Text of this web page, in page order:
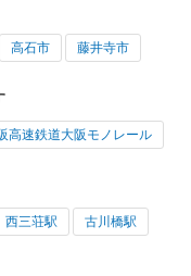
高石市 藤井寺市
高速鉄道大阪モノレール
西三荘駅 古川橋駅